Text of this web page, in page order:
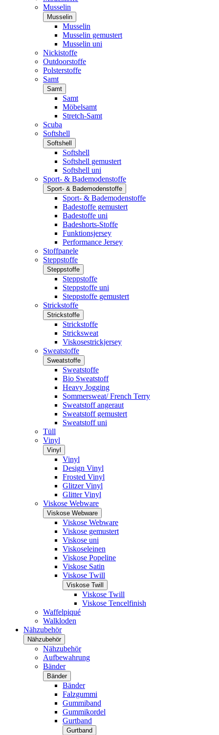
Musselin
Musselin
Musselin
Musselin gemustert
Musselin uni
Nickistoffe
Outdoorstoffe
Polsterstoffe
Samt
Samt
Samt
Möbelsamt
Stretch-Samt
Scuba
Softshell
Softshell
Softshell
Softshell gemustert
Softshell uni
Sport- & Bademodenstoffe
Sport- & Bademodenstoffe
Sport- & Bademodenstoffe
Badestoffe gemustert
Badestoffe uni
Badeshorts-Stoffe
Funktionsjersey
Performance Jersey
Stoffpanele
Steppstoffe
Steppstoffe
Steppstoffe
Steppstoffe uni
Steppstoffe gemustert
Strickstoffe
Strickstoffe
Strickstoffe
Stricksweat
Viskosestrickjersey
Sweatstoffe
Sweatstoffe
Sweatstoffe
Bio Sweatstoff
Heavy Jogging
Sommersweat/ French Terry
Sweatstoff angeraut
Sweatstoff gemustert
Sweatstoff uni
Tüll
Vinyl
Vinyl
Vinyl
Design Vinyl
Frosted Vinyl
Glitzer Vinyl
Glitter Vinyl
Viskose Webware
Viskose Webware
Viskose Webware
Viskose gemustert
Viskose uni
Viskoseleinen
Viskose Popeline
Viskose Satin
Viskose Twill
Viskose Twill
Viskose Twill
Viskose Tencelfinish
Waffelpiqué
Walkloden
Nähzubehör
Nähzubehör
Nähzubehör
Aufbewahrung
Bänder
Bänder
Bänder
Falzgummi
Gummiband
Gummikordel
Gurtband
Gurtband